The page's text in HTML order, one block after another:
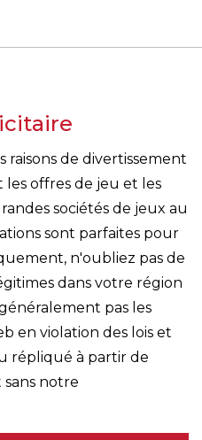
raisons de divertissement
offres de jeu et les
sociétés de jeux au
sont parfaites pour
n'oubliez pas de
dans votre région
pas les
en violation des lois et
répliqué à partir de
notre